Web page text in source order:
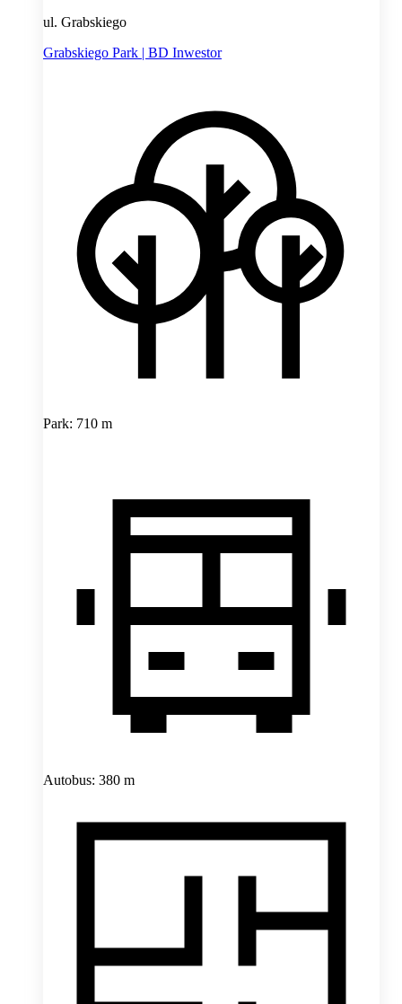
ul. Grabskiego
Grabskiego Park | BD Inwestor
Park: 710 m
Autobus: 380 m